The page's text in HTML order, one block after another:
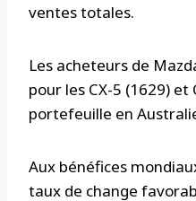
ventes totales.
Les acheteurs de
pour les CX-5 (1629) et
portefeuille en
Aux bénéfices
taux de change